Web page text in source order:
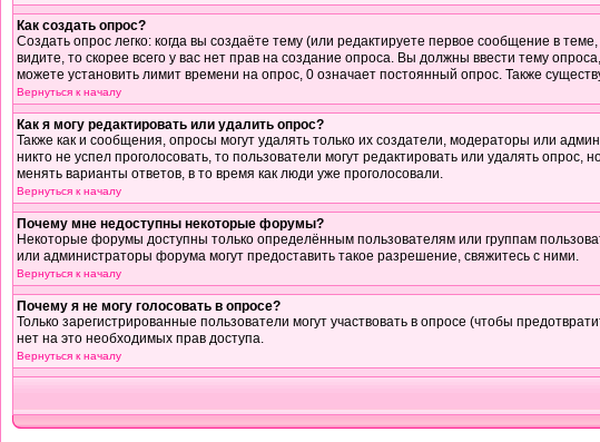
Как создать опрос?
Создать опрос легко: когда вы создаёте тему (или редактируете первое сообщение в
видите, то скорее всего у вас нет прав на создание опроса. Вы должны ввести тему
можете установить лимит времени на опрос, 0 означает постоянный опрос. Также
Вернуться к началу
Как я могу редактировать или удалить опрос?
Также как и сообщения, опросы могут удалять только их создатели, модераторы или
никто не успел проголосовать, то пользователи могут редактировать или удалять
менять варианты ответов, в то время как люди уже проголосовали.
Вернуться к началу
Почему мне недоступны некоторые форумы?
Некоторые форумы доступны только определённым пользователям или группам
или администраторы форума могут предоставить такое разрешение, свяжитесь с ними.
Вернуться к началу
Почему я не могу голосовать в опросе?
Только зарегистрированные пользователи могут участвовать в опросе (чтобы
нет на это необходимых прав доступа.
Вернуться к началу